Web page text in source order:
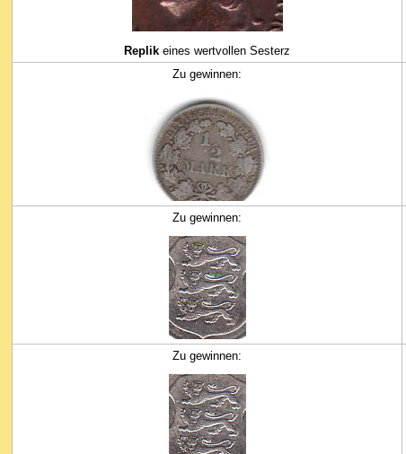
Replik eines wertvollen Sesterz
Zu gewinnen:
Zu gewinnen:
Zu gewinnen: